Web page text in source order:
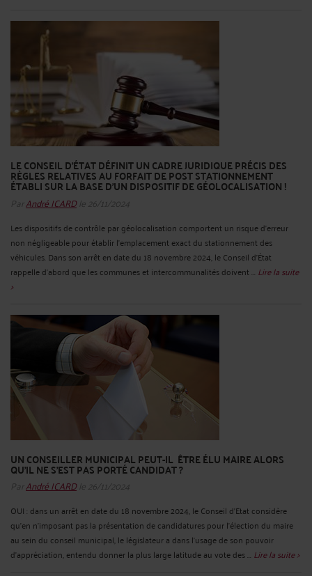
LE CONSEIL D’ÉTAT DÉFINIT UN CADRE JURIDIQUE PRÉCIS DES
RÈGLES RELATIVES AU FORFAIT DE POST STATIONNEMENT
ÉTABLI SUR LA BASE D’UN DISPOSITIF DE GÉOLOCALISATION !
ParAndré ICARDle 26/11/2024
Les dispositifs de contrôle par géolocalisation comportent un risque d’erreur
non négligeable pour établir l’emplacement exact du stationnement des
véhicules. Dans son arrêt en date du 18 novembre 2024, le Conseil d’État
rappelle d’abord que les communes et intercommunalités doivent ... Lire la suite
>
UN CONSEILLER MUNICIPAL PEUT-IL ÊTRE ÉLU MAIRE ALORS
QU’IL NE S’EST PAS PORTÉ CANDIDAT ?
ParAndré ICARDle 26/11/2024
OUI : dans un arrêt en date du 18 novembre 2024, le Conseil d’Etat considère
qu’en n'imposant pas la présentation de candidatures pour l'élection du maire
au sein du conseil municipal, le législateur a dans l'usage de son pouvoir
d'appréciation, entendu donner la plus large latitude au vote des ... Lire la suite >